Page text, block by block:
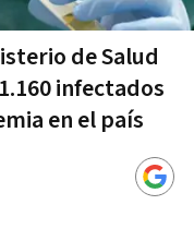
de Salud
infectados
en el país